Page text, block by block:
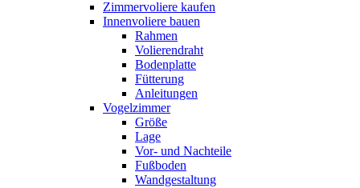
Zimmervoliere kaufen
Innenvoliere bauen
Rahmen
Volierendraht
Bodenplatte
Fütterung
Anleitungen
Vogelzimmer
Größe
Lage
Vor- und Nachteile
Fußboden
Wandgestaltung